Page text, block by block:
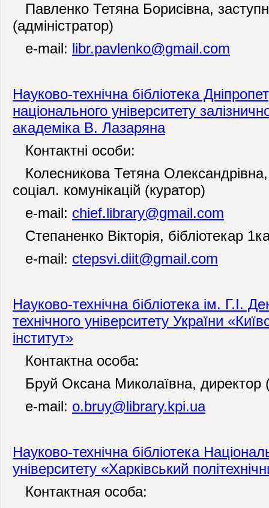
Павленко Тетяна Борисівна,
(адміністратор)
e-mail: libr.pavlenko@gmail.com
Науково-технічна бібліотека
національного університету
академіка В. Лазаряна
Контактні особи:
Колесникова Тетяна
соціал. комунікацій (куратор)
e-mail: chief.library@gmail.com
Степаненко Вікторія, бібліотекар
e-mail: ctepsvi.diit@gmail.com
Науково-технічна бібліотека ім. Г.І.
технічного університету України
інститут»
Контактна особа:
Бруй Оксана Миколаївна, директор
e-mail: o.bruy@library.kpi.ua
Науково-технічна бібліотека
університету «Харківський
Контактная особа: